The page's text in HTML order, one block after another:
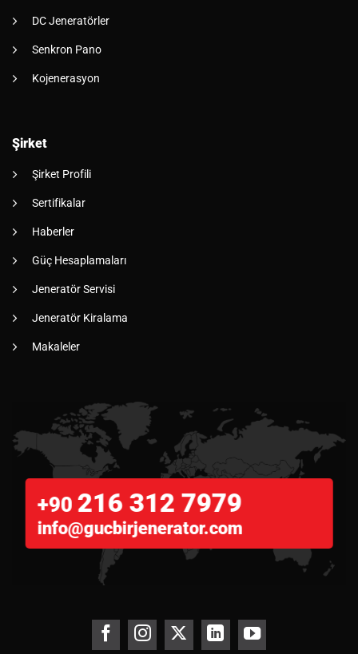
DC Jeneratörler
Senkron Pano
Kojenerasyon
Şirket
Şirket Profili
Sertifikalar
Haberler
Güç Hesaplamaları
Jeneratör Servisi
Jeneratör Kiralama
Makaleler
+90 216 312 7979
info@gucbirjenerator.com